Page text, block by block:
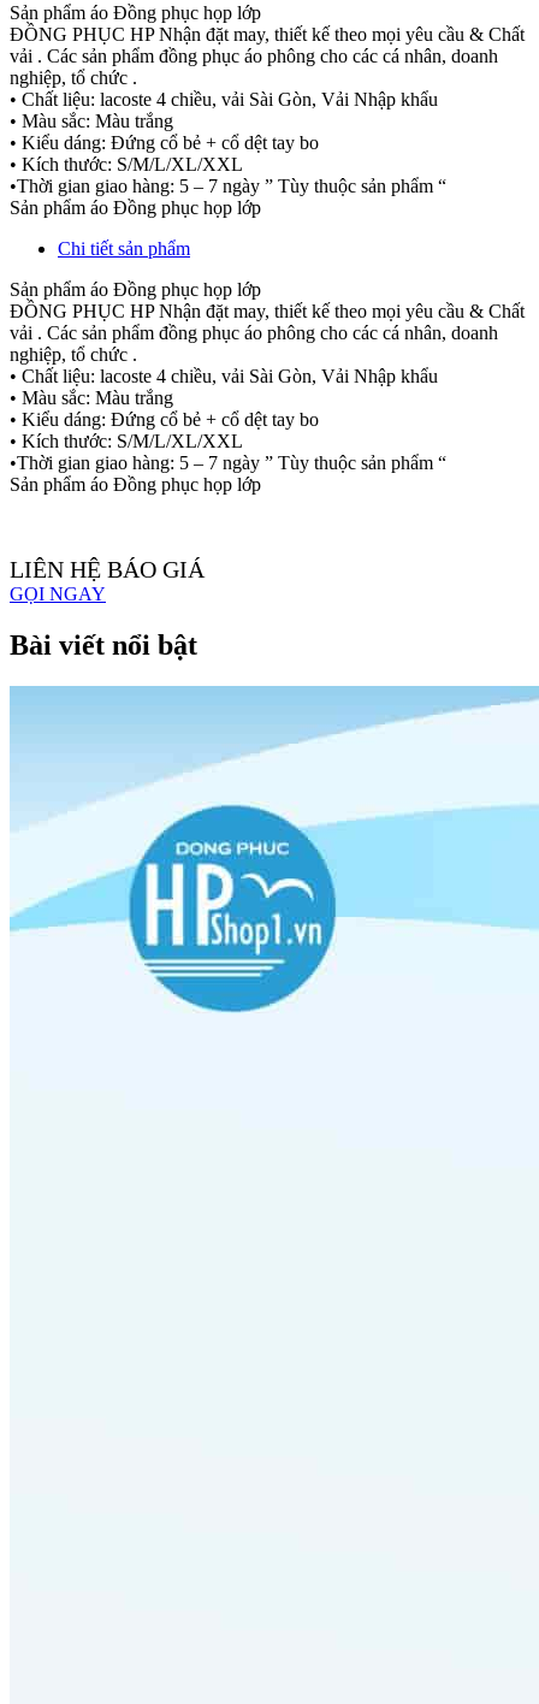
Sản phẩm áo Đồng phục họp lớp
ĐỒNG PHỤC HP Nhận đặt may, thiết kế theo mọi yêu cầu & Chất
vải . Các sản phẩm đồng phục áo phông cho các cá nhân, doanh
nghiệp, tổ chức .
• Chất liệu: lacoste 4 chiều, vải Sài Gòn, Vải Nhập khẩu
• Màu sắc: Màu trắng
• Kiểu dáng: Đứng cổ bẻ + cổ dệt tay bo
• Kích thước: S/M/L/XL/XXL
•Thời gian giao hàng: 5 – 7 ngày ” Tùy thuộc sản phẩm “
Sản phẩm áo Đồng phục họp lớp
Chi tiết sản phẩm
Sản phẩm áo Đồng phục họp lớp
ĐỒNG PHỤC HP Nhận đặt may, thiết kế theo mọi yêu cầu & Chất
vải . Các sản phẩm đồng phục áo phông cho các cá nhân, doanh
nghiệp, tổ chức .
• Chất liệu: lacoste 4 chiều, vải Sài Gòn, Vải Nhập khẩu
• Màu sắc: Màu trắng
• Kiểu dáng: Đứng cổ bẻ + cổ dệt tay bo
• Kích thước: S/M/L/XL/XXL
•Thời gian giao hàng: 5 – 7 ngày ” Tùy thuộc sản phẩm “
Sản phẩm áo Đồng phục họp lớp
LIÊN HỆ BÁO GIÁ
GỌI NGAY
Bài viết nổi bật